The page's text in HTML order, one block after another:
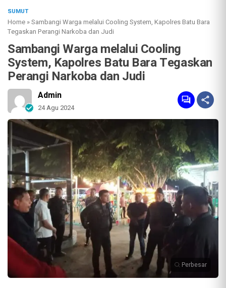
SUMUT
Home »Sambangi Warga melalui Cooling System, Kapolres Batu Bara
Tegaskan Perangi Narkoba dan Judi
Sambangi Warga melalui Cooling
System, Kapolres Batu Bara Tegaskan
Perangi Narkoba dan Judi
Admin
24 Agu 2024
Perbesar